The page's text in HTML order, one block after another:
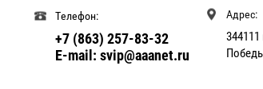
Телефон:
+7 (863) 257-83-32
E-mail: svip@aaanet.ru
Адрес: